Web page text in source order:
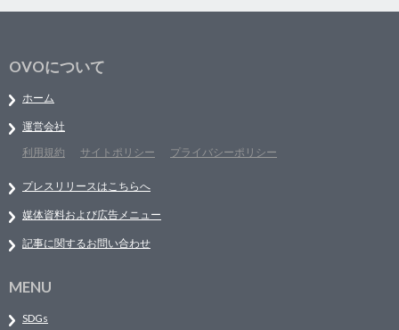
OVOについて
ホーム
運営会社
利用規約
サイトポリシー プライバシーポリシー
プレスリリースはこちらへ
媒体資料および広告メニュー
記事に関するお問い合わせ
MENU
SDGs